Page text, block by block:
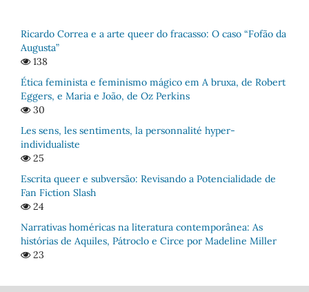
Ricardo Correa e a arte queer do fracasso: O caso “Fofão da
Augusta”
138
Ética feminista e feminismo mágico em A bruxa, de Robert
Eggers, e Maria e João, de Oz Perkins
30
Les sens, les sentiments, la personnalité hyper-
individualiste
25
Escrita queer e subversão: Revisando a Potencialidade de
Fan Fiction Slash
24
Narrativas homéricas na literatura contemporânea: As
histórias de Aquiles, Pátroclo e Circe por Madeline Miller
23